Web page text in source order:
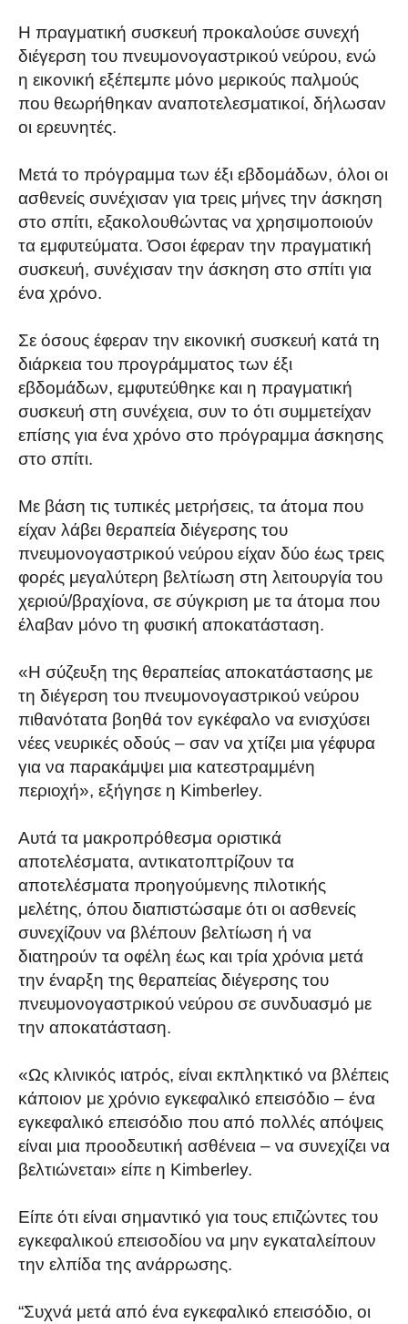
Η πραγματική συσκευή προκαλούσε συνεχή
διέγερση του πνευμονογαστρικού νεύρου, ενώ
η εικονική εξέπεμπε μόνο μερικούς παλμούς
που θεωρήθηκαν αναποτελεσματικοί, δήλωσαν
οι ερευνητές.
Μετά το πρόγραμμα των έξι εβδομάδων, όλοι οι
ασθενείς συνέχισαν για τρεις μήνες την άσκηση
στο σπίτι, εξακολουθώντας να χρησιμοποιούν
τα εμφυτεύματα. Όσοι έφεραν την πραγματική
συσκευή, συνέχισαν την άσκηση στο σπίτι για
ένα χρόνο.
Σε όσους έφεραν την εικονική συσκευή κατά τη
διάρκεια του προγράμματος των έξι
εβδομάδων, εμφυτεύθηκε και η πραγματική
συσκευή στη συνέχεια, συν το ότι συμμετείχαν
επίσης για ένα χρόνο στο πρόγραμμα άσκησης
στο σπίτι.
Με βάση τις τυπικές μετρήσεις, τα άτομα που
είχαν λάβει θεραπεία διέγερσης του
πνευμονογαστρικού νεύρου είχαν δύο έως τρεις
φορές μεγαλύτερη βελτίωση στη λειτουργία του
χεριού/βραχίονα, σε σύγκριση με τα άτομα που
έλαβαν μόνο τη φυσική αποκατάσταση.
«Η σύζευξη της θεραπείας αποκατάστασης με
τη διέγερση του πνευμονογαστρικού νεύρου
πιθανότατα βοηθά τον εγκέφαλο να ενισχύσει
νέες νευρικές οδούς – σαν να χτίζει μια γέφυρα
για να παρακάμψει μια κατεστραμμένη
περιοχή», εξήγησε η Kimberley.
Αυτά τα μακροπρόθεσμα οριστικά
αποτελέσματα, αντικατοπτρίζουν τα
αποτελέσματα προηγούμενης πιλοτικής
μελέτης, όπου διαπιστώσαμε ότι οι ασθενείς
συνεχίζουν να βλέπουν βελτίωση ή να
διατηρούν τα οφέλη έως και τρία χρόνια μετά
την έναρξη της θεραπείας διέγερσης του
πνευμονογαστρικού νεύρου σε συνδυασμό με
την αποκατάσταση.
«Ως κλινικός ιατρός, είναι εκπληκτικό να βλέπεις
κάποιον με χρόνιο εγκεφαλικό επεισόδιο – ένα
εγκεφαλικό επεισόδιο που από πολλές απόψεις
είναι μια προοδευτική ασθένεια – να συνεχίζει να
βελτιώνεται» είπε η Kimberley.
Είπε ότι είναι σημαντικό για τους επιζώντες του
εγκεφαλικού επεισοδίου να μην εγκαταλείπουν
την ελπίδα της ανάρρωσης.
“Συχνά μετά από ένα εγκεφαλικό επεισόδιο, οι